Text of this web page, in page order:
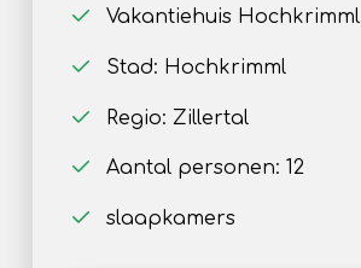
Vakantiehuis Hochkrimml
Stad: Hochkrimml
Regio: Zillertal
Aantal personen: 12
slaapkamers